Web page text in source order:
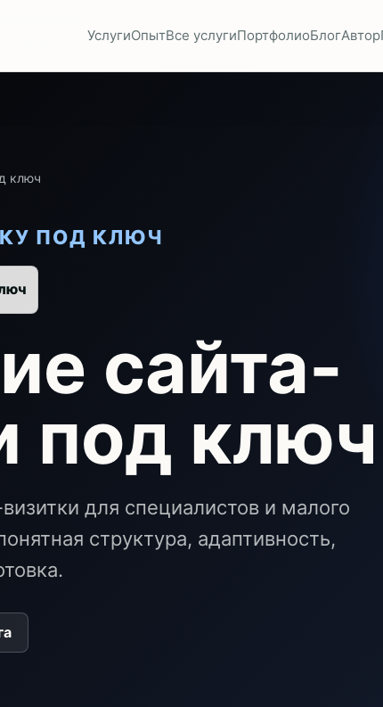
УслугиОпытВсе услугиПортфолиоБлогАвтор
ключ
ПОД КЛЮЧ
сайта-
под ключ
для специалистов и малого
структура, адаптивность,